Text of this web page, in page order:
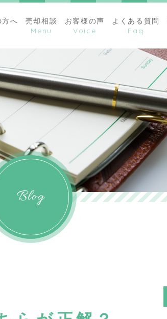
へ 売却相談 お客様の声 よくある質問
Blog